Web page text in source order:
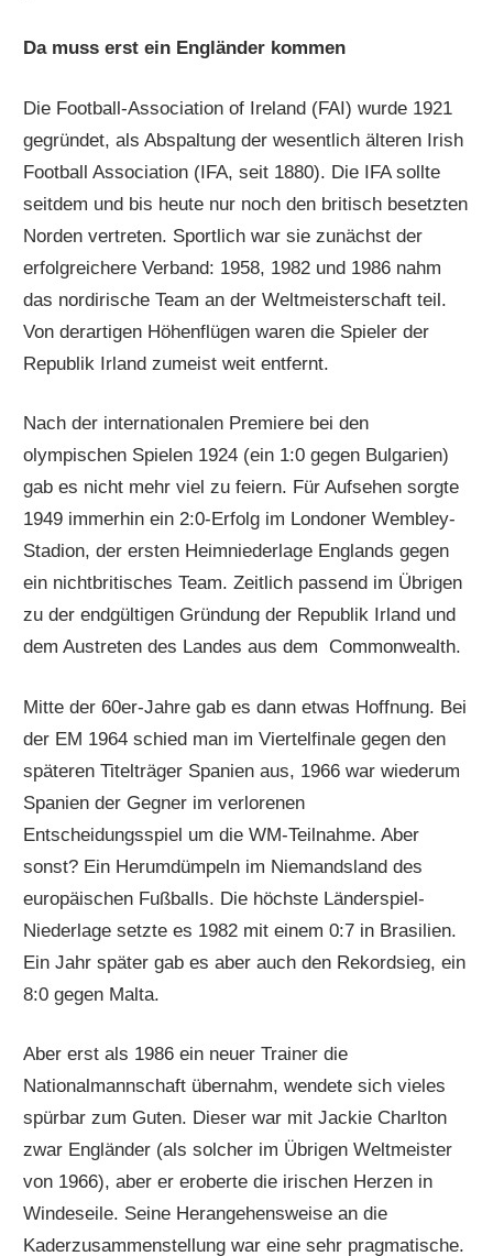
Da muss erst ein Engländer kommen
Die Football-Association of Ireland (FAI) wurde 1921
gegründet, als Abspaltung der wesentlich älteren Irish
Football Association (IFA, seit 1880). Die IFA sollte
seitdem und bis heute nur noch den britisch besetzten
Norden vertreten. Sportlich war sie zunächst der
erfolgreichere Verband: 1958, 1982 und 1986 nahm
das nordirische Team an der Weltmeisterschaft teil.
Von derartigen Höhenflügen waren die Spieler der
Republik Irland zumeist weit entfernt.
Nach der internationalen Premiere bei den
olympischen Spielen 1924 (ein 1:0 gegen Bulgarien)
gab es nicht mehr viel zu feiern. Für Aufsehen sorgte
1949 immerhin ein 2:0-Erfolg im Londoner Wembley-
Stadion, der ersten Heimniederlage Englands gegen
ein nichtbritisches Team. Zeitlich passend im Übrigen
zu der endgültigen Gründung der Republik Irland und
dem Austreten des Landes aus dem Commonwealth.
Mitte der 60er-Jahre gab es dann etwas Hoffnung. Bei
der EM 1964 schied man im Viertelfinale gegen den
späteren Titelträger Spanien aus, 1966 war wiederum
Spanien der Gegner im verlorenen
Entscheidungsspiel um die WM-Teilnahme. Aber
sonst? Ein Herumdümpeln im Niemandsland des
europäischen Fußballs. Die höchste Länderspiel-
Niederlage setzte es 1982 mit einem 0:7 in Brasilien.
Ein Jahr später gab es aber auch den Rekordsieg, ein
8:0 gegen Malta.
Aber erst als 1986 ein neuer Trainer die
Nationalmannschaft übernahm, wendete sich vieles
spürbar zum Guten. Dieser war mit Jackie Charlton
zwar Engländer (als solcher im Übrigen Weltmeister
von 1966), aber er eroberte die irischen Herzen in
Windeseile. Seine Herangehensweise an die
Kaderzusammenstellung war eine sehr pragmatische.